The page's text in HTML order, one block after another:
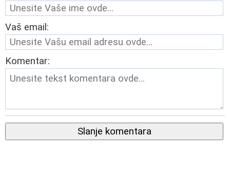
Vaš email:
Komentar:
Slanje komentara